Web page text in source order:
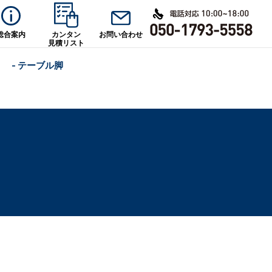
合案内
カンタン
見積リスト
お問い合わせ
- テーブル脚